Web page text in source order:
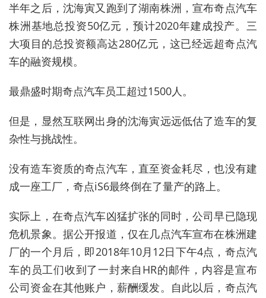
半年之后，沈海寅又跑到了湖南株洲，宣布奇点汽车
株洲基地总投资50亿元，预计2020年建成投产。三
大项目的总投资额高达280亿元，这已经远超奇点汽
车的融资规模。
最鼎盛时期奇点汽车员工超过1500人。
但是，显然互联网出身的沈海寅远远低估了造车的复
杂性与挑战性。
没有造车资质的奇点汽车，直至资金耗尽，也没有建
成一座工厂，奇点iS6最终倒在了量产的路上。
实际上，在奇点汽车凶猛扩张的同时，公司早已隐现
危机景象。据公开报道，仅在几点汽车宣布在株洲建
厂的一个月后，即2018年10月12日下午4点，奇点汽
车的员工们收到了一封来自HR的邮件，内容是宣布
公司资金在其他账户，薪酬缓发。自此以后，奇点汽